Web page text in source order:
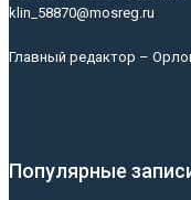
klin_58870@mosreg.ru
Главный редактор –
Популярные